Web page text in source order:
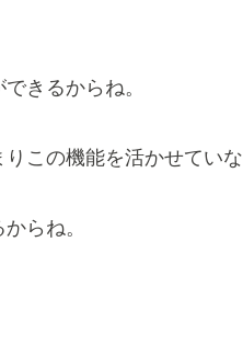
きるからね。
この機能を活かせていな
らね。